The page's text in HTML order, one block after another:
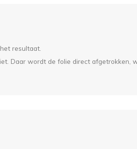
resultaat.
Daar wordt de folie direct afgetrokken,